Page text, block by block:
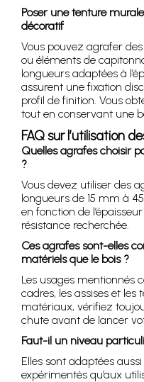
Poser une tenture
décoratif
Vous pouvez agrafer
ou éléments de
longueurs adaptées à
assurent une fixation
profil de finition. Vous
tout en conservant une
FAQ sur l’utilisation
Quelles agrafes choisir
?
Vous devez utiliser des
longueurs de 15 mm à
en fonction de
résistance recherchée.
Ces agrafes sont-elles
matériels que le bois ?
Les usages mentionnés
cadres, les assises et les
matériaux, vérifiez
chute avant de lancer
Faut-il un niveau
Elles sont adaptées
expérimentés qu’aux